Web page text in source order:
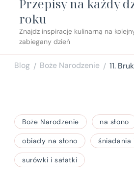
Przepisy na każdy
roku
Znajdz inspirację kulinarną na
zabiegany dzień
Blog / Boże Narodzenie / 11.
Boże Narodzenie na słono
obiady na słono śniadania
surówki i sałatki